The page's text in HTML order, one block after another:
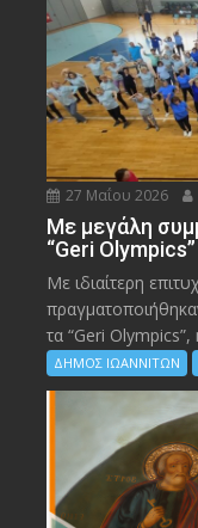
27 Μαΐου 2026
Με μεγάλη
“Geri
Με ιδιαίτερη
τα “Geri Olympics”,
ΔΗΜΟΣ ΙΩΑΝΝΙΤΩΝ